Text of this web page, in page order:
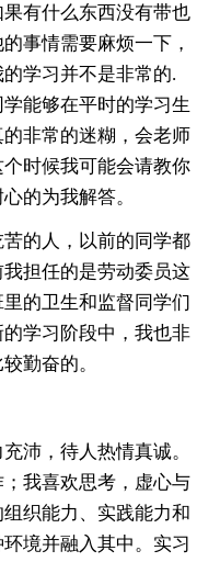
有什么东西没有带也
事情需要麻烦一下，
学习并不是非常的.
能够在平时的学习生
非常的迷糊，会老师
时候我可能会请教你
的为我解答。
的人，以前的同学都
担任的是劳动委员这
的卫生和监督同学们
学习阶段中，我也非
勤奋的。
，待人热情真诚。
我喜欢思考，虚心与
织能力、实践能力和
境并融入其中。实习